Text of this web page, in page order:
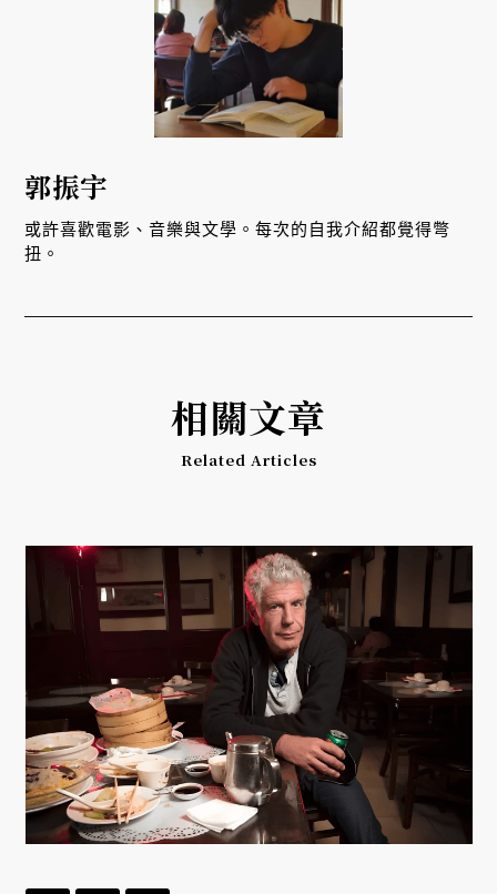
郭振宇
或許喜歡電影、音樂與文學。每次的自我介紹都覺得彆
扭。
相關文章
Related Articles